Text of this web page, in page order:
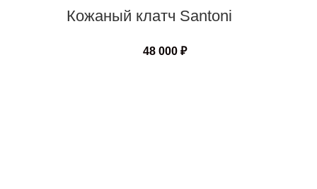
Кожаный клатч Santoni
48 000 ₽